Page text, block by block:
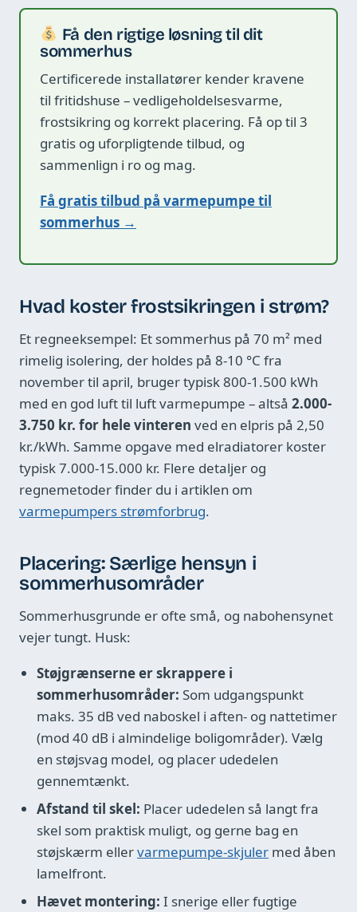
Få den rigtige løsning til dit
sommerhus
Certificerede installatører kender kravene
til fritidshuse – vedligeholdelsesvarme,
frostsikring og korrekt placering. Få op til 3
gratis og uforpligtende tilbud, og
sammenlign i ro og mag.
Få gratis tilbud på varmepumpe til
sommerhus →
Hvad koster frostsikringen i strøm?
Et regneeksempel: Et sommerhus på 70 m² med
rimelig isolering, der holdes på 8-10 °C fra
november til april, bruger typisk 800-1.500 kWh
med en god luft til luft varmepumpe – altså 2.000-
3.750 kr. for hele vinteren ved en elpris på 2,50
kr./kWh. Samme opgave med elradiatorer koster
typisk 7.000-15.000 kr. Flere detaljer og
regnemetoder finder du i artiklen om
varmepumpers strømforbrug.
Placering: Særlige hensyn i
sommerhusområder
Sommerhusgrunde er ofte små, og nabohensynet
vejer tungt. Husk:
Støjgrænserne er skrappere i
sommerhusområder: Som udgangspunkt
maks. 35 dB ved naboskel i aften- og nattetimer
(mod 40 dB i almindelige boligområder). Vælg
en støjsvag model, og placer udedelen
gennemtænkt.
Afstand til skel: Placer udedelen så langt fra
skel som praktisk muligt, og gerne bag en
støjskærm ellervarmepumpe-skjuler med åben
lamelfront.
Hævet montering: I snerige eller fugtige